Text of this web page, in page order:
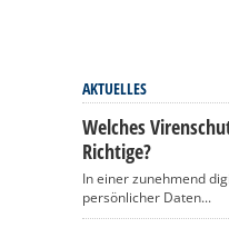
AKTUELLES
Welches
Richtige?
In einer zunehmend
persönlicher Daten...